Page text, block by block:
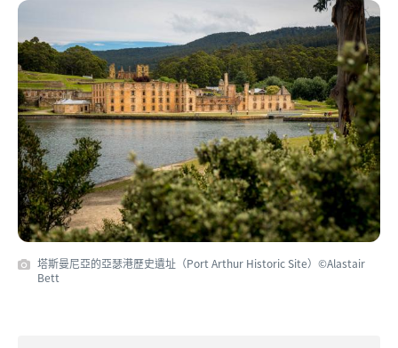
塔斯曼尼亞的亞瑟港歷史遺址（Port Arthur Historic Site）©Alastair
Bett